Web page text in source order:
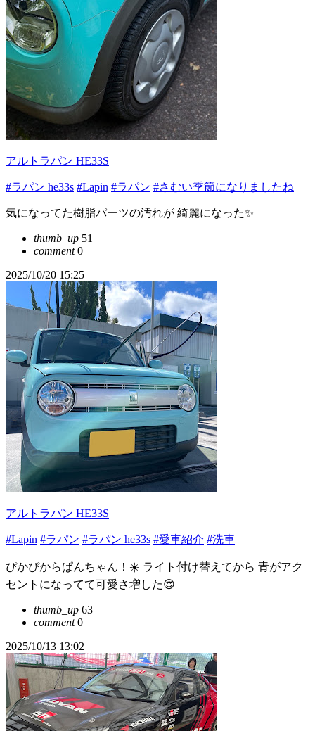
アルトラパン HE33S
#ラパン he33s #Lapin #ラパン #さむい季節になりましたね
気になってた樹脂パーツの汚れが 綺麗になった✨
thumb_up 51
comment0
2025/10/20 15:25
アルトラパン HE33S
#Lapin #ラパン #ラパン he33s #愛車紹介 #洗車
ぴかぴからぱんちゃん！☀️ ライト付け替えてから 青がアク
セントになってて可愛さ増した😍
thumb_up 63
comment0
2025/10/13 13:02